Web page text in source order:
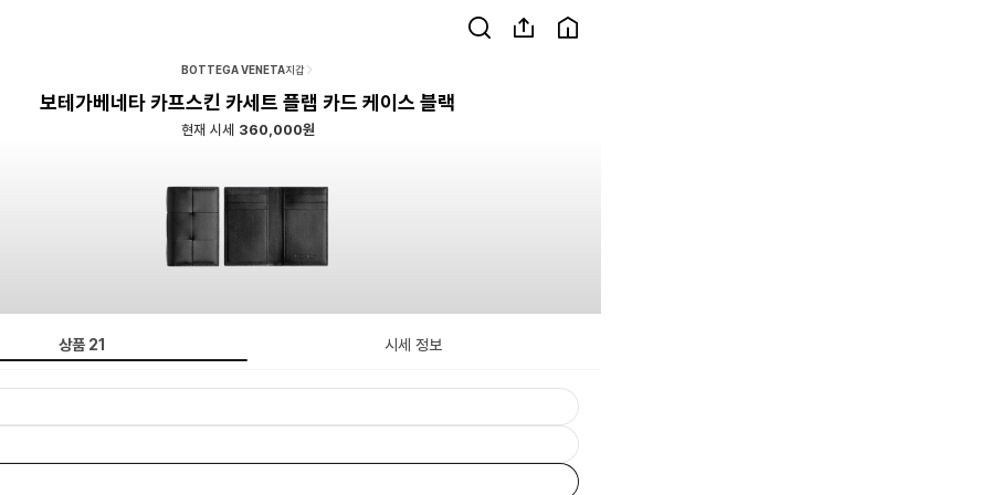
BOTTEGA VENETA지갑
보테가베네타 카프스킨 카세트 플랩 카드 케이스 블랙
현재 시세 360,000원
상품21 시세 정보